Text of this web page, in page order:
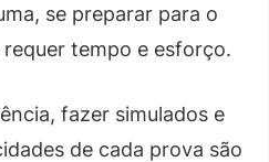
se preparar para o
requer tempo e esforço.
fazer simulados e
de cada prova são